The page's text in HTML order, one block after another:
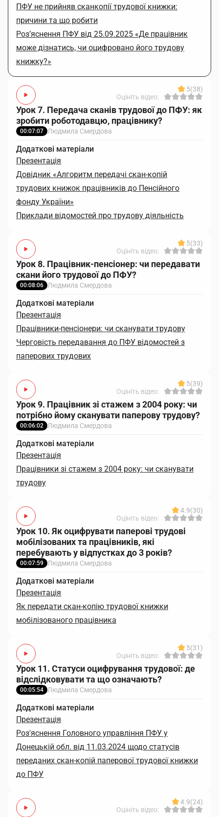
ПФУ не прийняв сканкопії трудової книжки:
причини та що робити
Роз’яснення ПФУ від 25.09.2025 «Де працівник
може дізнатись, чи оцифровано його трудову
книжку?»
5(38)
Оцініть відео:
Урок 7. Передача сканів трудової до ПФУ: як
зробити роботодавцю, працівнику?
00:07:07 Людмила Смердова
Додаткові матеріали
Презентація
Довідник «Алгоритм передачі скан-копій
трудових книжок працівників до Пенсійного
фонду України»
Приклади відомостей про трудову діяльність
5(33)
Оцініть відео:
Урок 8. Працівник-пенсіонер: чи передавати
скани його трудової до ПФУ?
00:08:06 Людмила Смердова
Додаткові матеріали
Презентація
Працівники-пенсіонери: чи сканувати трудову
Черговість передавання до ПФУ відомостей з
паперових трудових
5(39)
Оцініть відео:
Урок 9. Працівник зі стажем з 2004 року: чи
потрібно йому сканувати паперову трудову?
00:06:02 Людмила Смердова
Додаткові матеріали
Презентація
Працівники зі стажем з 2004 року: чи сканувати
трудову
4.9(30)
Оцініть відео:
Урок 10. Як оцифрувати паперові трудові
мобілізованих та працівників, які
перебувають у відпустках до 3 років?
00:07:59 Людмила Смердова
Додаткові матеріали
Презентація
Як передати скан-копію трудової книжки
мобілізованого працівника
5(31)
Оцініть відео:
Урок 11. Статуси оцифрування трудової: де
відслідковувати та що означають?
00:05:54 Людмила Смердова
Додаткові матеріали
Презентація
Роз'яснення Головного управління ПФУ у
Донецькій обл. від 11.03.2024 щодо статусів
переданих скан-копій паперової трудової книжки
до ПФУ
4.9(24)
Оцініть відео: